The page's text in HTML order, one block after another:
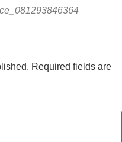
Required fields are